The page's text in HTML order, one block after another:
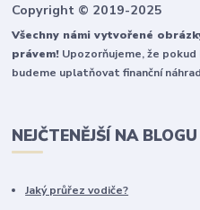
Copyright © 2019-2025
Všechny námi vytvořené
právem! Upozorňujeme, že
budeme uplatňovat finanční
NEJČTENĚJŠÍ NA BLOGU
Jaký průřez vodiče?